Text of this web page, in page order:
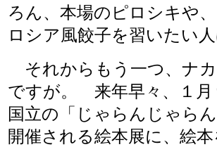
ろん、本場のピロシキや、
ロシア風餃子を習いたい
それからもう一つ、ナ
ですが。 来年早々、１月
国立の「じゃらんじゃら
開催される絵本展に、絵